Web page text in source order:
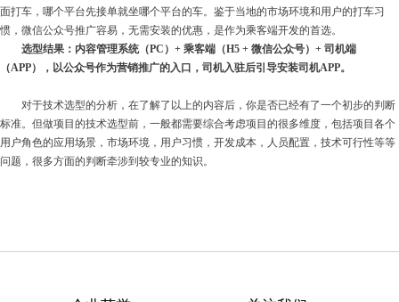
面打车，哪个平台先接单就坐哪个平台的车。鉴于当地的市场环境和用户的打车习
惯，微信公众号推广容易，无需安装的优惠，是作为乘客端开发的首选。
选型结果：内容管理系统（PC）+ 乘客端（H5 + 微信公众号）+ 司机端
（APP），以公众号作为营销推广的入口，司机入驻后引导安装司机APP。
对于技术选型的分析，在了解了以上的内容后，你是否已经有了一个初步的判断
标准。但做项目的技术选型前，一般都需要综合考虑项目的很多维度，包括项目各个
用户角色的应用场景，市场环境，用户习惯，开发成本，人员配置，技术可行性等等
问题，很多方面的判断牵涉到较专业的知识。